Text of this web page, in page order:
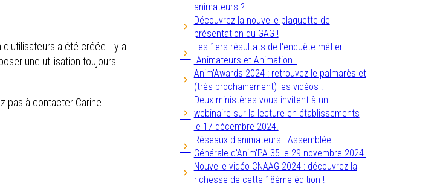
d'utilisateurs a été créée il y a
une utilisation toujours
pas à contacter Carine
animateurs ?
Découvrez la nouvelle plaquette de
présentation du GAG !
Les 1ers résultats de l'enquête métier
"Animateurs et Animation".
Anim'Awards 2024 : retrouvez le palmarès et
(très prochainement) les vidéos !
Deux ministères vous invitent à un
webinaire sur la lecture en établissements
le 17 décembre 2024.
Réseaux d'animateurs : Assemblée
Générale d'Anim'PA 35 le 29 novembre 2024.
Nouvelle vidéo CNAAG 2024 : découvrez la
richesse de cette 18ème édition !